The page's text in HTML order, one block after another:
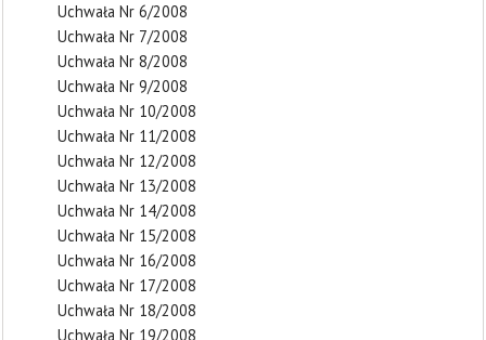
Uchwała Nr 6/2008
Uchwała Nr 7/2008
Uchwała Nr 8/2008
Uchwała Nr 9/2008
Uchwała Nr 10/2008
Uchwała Nr 11/2008
Uchwała Nr 12/2008
Uchwała Nr 13/2008
Uchwała Nr 14/2008
Uchwała Nr 15/2008
Uchwała Nr 16/2008
Uchwała Nr 17/2008
Uchwała Nr 18/2008
Uchwała Nr 19/2008